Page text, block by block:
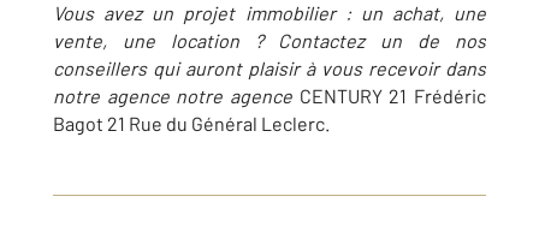
Vous avez un projet immobilier : un achat, une
vente, une location ? Contactez un de nos
conseillers qui auront plaisir à vous recevoir dans
notre agence notre agence CENTURY 21 Frédéric
Bagot 21 Rue du Général Leclerc.